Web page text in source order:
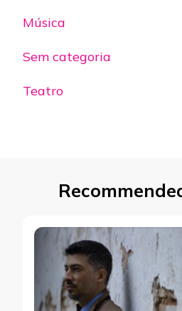
Música
Sem categoria
Teatro